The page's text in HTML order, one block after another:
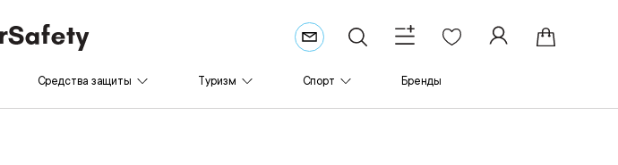
Средства защиты Туризм Спорт Бренды